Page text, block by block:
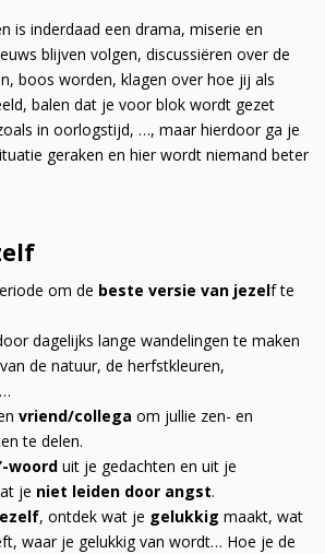
is inderdaad een drama, miserie en
blijven volgen, discussiëren over de
boos worden, klagen over hoe jij als
balen dat je voor blok wordt gezet
in oorlogstijd, …, maar hierdoor ga je
geraken en hier wordt niemand beter
om de beste versie van jezelf te
dagelijks lange wandelingen te maken
de natuur, de herfstkleuren,
vriend/collega om jullie zen- en
te delen.
woord uit je gedachten en uit je
je niet leiden door angst.
, ontdek wat je gelukkig maakt, wat
waar je gelukkig van wordt… Hoe je de